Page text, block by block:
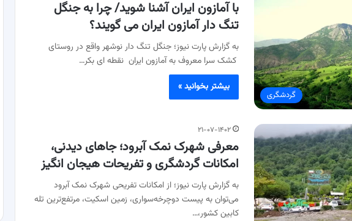
گردشگری
با آمازون ایران آشنا شوید/ چرا به جنگل
تنگ دار آمازون ایران می گویند؟
به گزارش پارت نیوز؛ جنگل تنگ دار نوشهر واقع در روستای
کشک سرا معروف به آمازون ایران نقطه ای بکر…
بیشتر بخوانید »
۲۱-۰۷-۱۴۰۲
معرفی شهرک نمک آبرود؛ جاهای دیدنی،
امکانات گردشگری و تفریحات هیجان انگیز
به گزارش پارت نیوز؛ از امکانات تفریحی شهرک نمک آبرود
می‌توان به پیست دوچرخه‌سواری، زمین اسکیت، مرتفع‌ترین تله
کابین کشور،…